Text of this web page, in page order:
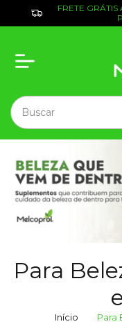
FRETE
Para
Início Para